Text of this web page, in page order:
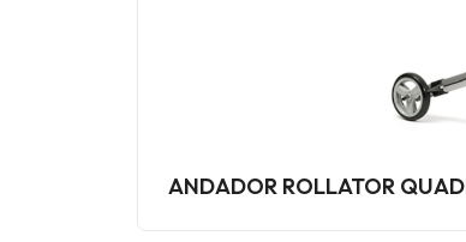
ANDADOR ROLLATOR